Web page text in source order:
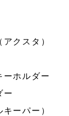
クスタ）
ーホルダー
ー
ーパー）